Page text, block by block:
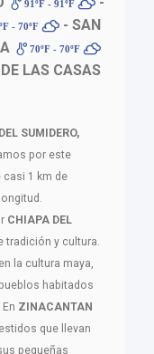
91ºF - 91ºF
- 70ºF
- SAN
70ºF - 70ºF
LAS CASAS
SUMIDERO,
por este
1 km de
CHIAPA DEL
tradición y cultura.
la cultura maya,
habitados
ZINACANTAN
que llevan
pequeñas